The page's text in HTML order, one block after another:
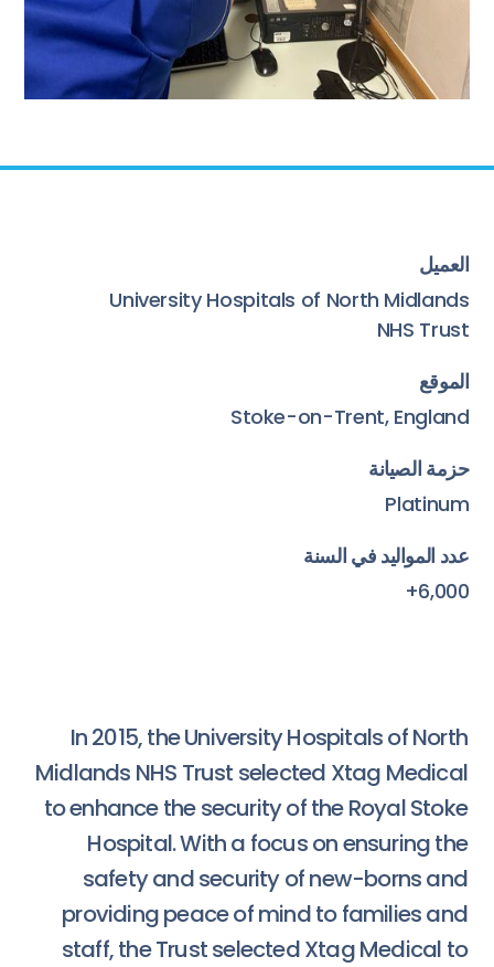
العميل
University Hospitals of North Midlands
NHS Trust
الموقع
Stoke-on-Trent, England
حزمة الصيانة
Platinum
عدد المواليد في السنة
6,000+
In 2015, the University Hospitals of North
Midlands NHS Trust selected Xtag Medical
to enhance the security of the Royal Stoke
Hospital. With a focus on ensuring the
safety and security of new-borns and
providing peace of mind to families and
staff, the Trust selected Xtag Medical to